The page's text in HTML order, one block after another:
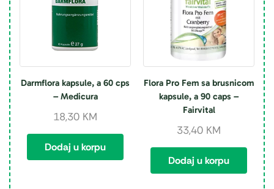
Darmflora kapsule, a 60 cps
– Medicura
18,30 KM
Dodaj u korpu
Flora Pro Fem sa brusnicom
kapsule, a 90 caps –
Fairvital
33,40 KM
Dodaj u korpu